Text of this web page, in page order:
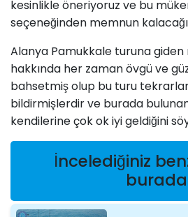
kesinlikle öneriyoruz ve bu
seçeneğinden memnun
Alanya Pamukkale turuna giden
hakkında her zaman övgü ve
bahsetmiş olup bu turu
bildirmişlerdir ve burada
kendilerine çok ok iyi geldiğini
İncelediğiniz
burada